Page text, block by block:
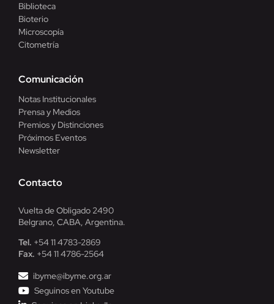
Biblioteca
Bioterio
Microscopía
Citometría
Comunicación
Notas Institucionales
Prensa y Medios
Premios y Distinciones
Próximos Eventos
Newsletter
Contacto
Vuelta de Obligado 2490
Belgrano, CABA, Argentina.
Tel. +54 11 4783-2869
Fax. +54 11 4786-2564
ibyme@ibyme.org.ar
Seguinos en Youtube